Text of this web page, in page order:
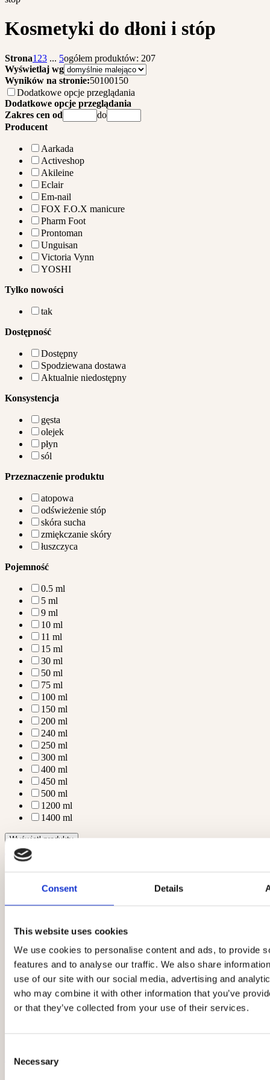
Consent Details
This website uses cookies
We use cookies to personalise content and ads, to provide
features and to analyse our traffic. We also share
use of our site with our social media, advertising and
who may combine it with other information that you’ve
or that they’ve collected from your use of their services.
Selection
Necessary
Kosmetyki do dłoni i stóp
Strona1 23 ... 5ogółem produktów: 207
Wyświetlaj wg
Wyników na stronie:50100150
Dodatkowe opcje przeglądania
Dodatkowe opcje przeglądania
Zakres cen od
do
Producent
Aarkada
Activeshop
Akileine
Eclair
Em-nail
FOX F.O.X manicure
Pharm Foot
Prontoman
Unguisan
Victoria Vynn
YOSHI
Tylko nowości
tak
Dostępność
Dostępny
Spodziewana dostawa
Aktualnie niedostępny
Konsystencja
gęsta
olejek
płyn
sól
Przeznaczenie produktu
atopowa
odświeżenie stóp
skóra sucha
zmiękczanie skóry
łuszczyca
Pojemność
0.5 ml
5 ml
9 ml
10 ml
11 ml
15 ml
30 ml
50 ml
75 ml
100 ml
150 ml
200 ml
240 ml
250 ml
300 ml
400 ml
450 ml
500 ml
1200 ml
1400 ml
zobacz szczegóły
Arkada Serum TC16 11 ml